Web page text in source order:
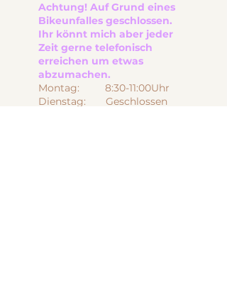
Achtung! Auf Grund eines
Bikeunfalles geschlossen.
Ihr könnt mich aber jeder
Zeit gerne telefonisch
erreichen um etwas
abzumachen.
Montag: 8:30-11:00Uhr
Dienstag: Geschlossen